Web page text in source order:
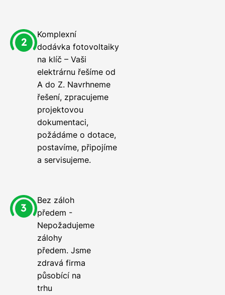
Komplexní
dodávka fotovoltaiky
na klíč – Vaši
elektrárnu řešíme od
A do Z. Navrhneme
řešení, zpracujeme
projektovou
dokumentaci,
požádáme o dotace,
postavíme, připojíme
a servisujeme.
Bez záloh
předem -
Nepožadujeme
zálohy
předem. Jsme
zdravá firma
působící na
trhu